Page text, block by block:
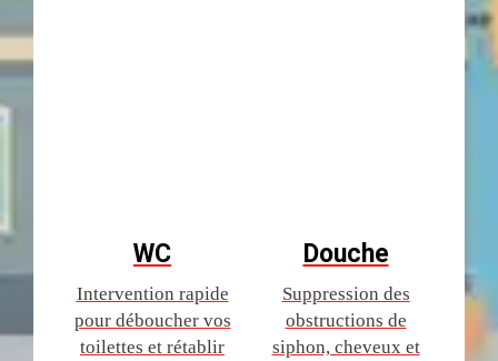
WC
Intervention rapide
pour déboucher vos
toilettes et rétablir
Douche
Suppression des
obstructions de
siphon, cheveux et